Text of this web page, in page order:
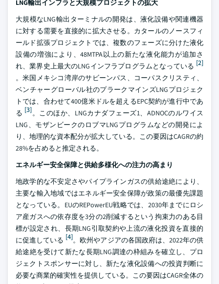
LNG輸出インフラと大規模プロジェクトの拡大
大規模なLNG輸出ターミナルの開発は、液化設備や関連機器
に対する需要を直接的に拡大させる。カタールのノースフィ
ールド拡張プロジェクトでは、複数のフェーズに分けた液化
設備の増強により、48MTPA以上の新たな液化能力が追加さ
れ、業界史上最大のLNGインフラプログラムとなっている [2]
。米国メキシコ湾岸のサビーンパス、コーパスクリスティ、
ベンチャーグローバル社のプラークマインズLNGプロジェク
トでは、合わせて400億米ドルを超えるEPC契約が進行中であ
る [3]。このほか、LNGカナダフェーズ1、ADNOCのルワイス
LNG、モザンビークのロブマLNGプログラムなどの開発によ
り、地理的な資本配分が拡大している。この要因はCAGRの約
28%を占めると推定される。
エネルギー安全保障と供給多様化への注力の高まり
地政学的な不安定さやパイプラインガスの供給途絶により、
主要な輸入地域ではエネルギー安全保障が政策の最優先課題
となっている。EUのREPowerEU戦略では、2030年までにロシ
ア産ガスへの依存度を3分の2削減するという拘束力のある目
標が設定され、長期LNG引取契約や上流の液化投資を直接的
に促進している [4]。欧州やアジアの各国政府は、2022年の供
給途絶を受けて新たな長期LNG調達の枠組みを確立し、プロ
ジェクトスポンサーに対し、新たな液化設備への投資判断に
必要な商業的確実性を提供している。この要因はCAGR全体の